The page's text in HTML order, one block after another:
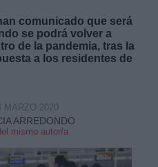
comunicado que será
se podrá volver a
de la pandemia, tras la
a los residentes de
ARREDONDO
mismo autor/a
MARZO 2020